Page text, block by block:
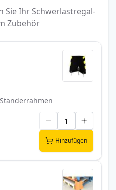
Sie Ihr Schwerlastregal-
Zubehör
Hinzufügen